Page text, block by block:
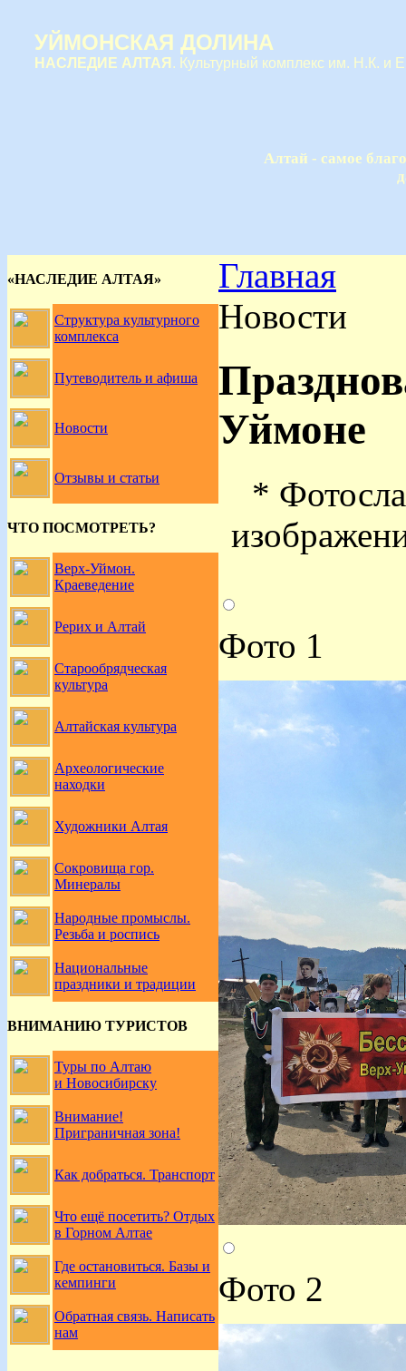
УЙМОНСКАЯ ДОЛИНА
НАСЛЕДИЕ АЛТАЯ . Культурный комплекс им. Н.К. и
Алтай - самое
«НАСЛЕДИЕ АЛТАЯ»
Структура культурного
комплекса
Путеводитель и афиша
Новости
Отзывы и статьи
ЧТО ПОСМОТРЕТЬ?
Верх-Уймон.
Краеведение
Рерих и Алтай
Старообрядческая
культура
Алтайская культура
Археологические
находки
Художники Алтая
Сокровища гор.
Минералы
Народные промыслы.
Резьба и роспись
Национальные
праздники и традиции
ВНИМАНИЮ ТУРИСТОВ
Туры по Алтаю
и Новосибирску
Внимание!
Приграничная зона!
Как добраться. Транспорт
Что ещё посетить? Отдых
в Горном Алтае
Где остановиться. Базы и
кемпинги
Обратная связь. Написать
нам
Главная
Новости
Уймоне
*
Фото 1
Фото 2